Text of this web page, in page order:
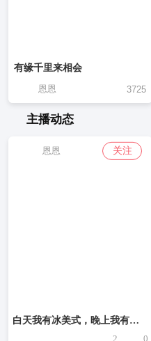
有缘千里来相会
恩恩 3725
主播动态
恩恩 关注
白天我有冰美式，晚上我有褪黑素，自己把生活照顾的妥妥贴贴，好像也不缺什么了！❤️
2 0